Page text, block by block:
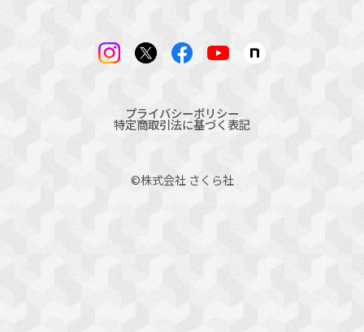
プライバシーポリシー
特定商取引法に基づく表記
©︎株式会社 さくら社